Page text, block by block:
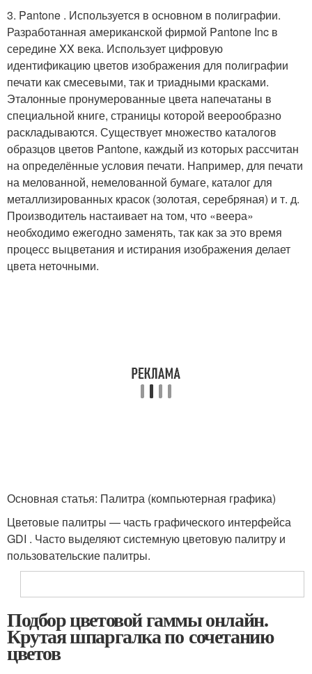
3. Pantone . Используется в основном в полиграфии.
Разработанная американской фирмой Pantone Inc в
середине XX века. Использует цифровую
идентификацию цветов изображения для полиграфии
печати как смесевыми, так и триадными красками.
Эталонные пронумерованные цвета напечатаны в
специальной книге, страницы которой веерообразно
раскладываются. Существует множество каталогов
образцов цветов Pantone, каждый из которых рассчитан
на определённые условия печати. Например, для печати
на мелованной, немелованной бумаге, каталог для
металлизированных красок (золотая, серебряная) и т. д.
Производитель настаивает на том, что «веера»
необходимо ежегодно заменять, так как за это время
процесс выцветания и истирания изображения делает
цвета неточными.
Основная статья: Палитра (компьютерная графика)
Цветовые палитры — часть графического интерфейса
GDI . Часто выделяют системную цветовую палитру и
пользовательские палитры.
Подбор цветовой гаммы онлайн.
Крутая шпаргалка по сочетанию
цветов